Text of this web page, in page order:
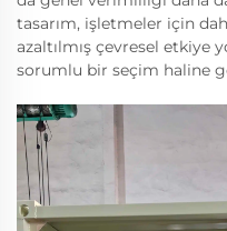
tasarım, işletmeler için
azaltılmış çevresel etkiye
sorumlu bir seçim haline